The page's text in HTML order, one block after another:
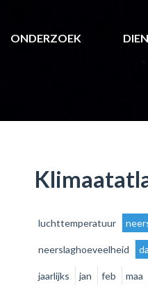
ONDERZOEK
luchttemperatuur
neerslaghoeveelheid
jaarlijks jan feb maa